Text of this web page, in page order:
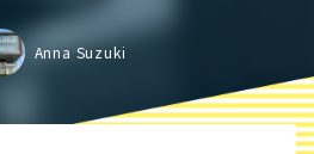
Anna Suzuki